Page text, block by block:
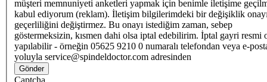
müşteri memnuniyeti anketleri yapmak için benimle iletişime
kabul ediyorum (reklam). İletişim bilgilerimdeki bir değişiklik
geçerliliğini değiştirmez. Bu onayı istediğim zaman, sebep
göstermeksizin, kısmen dahi olsa iptal edebilirim. İptal gayri resmi
yapılabilir - örneğin 05625 9210 0 numaralı telefondan veya e-
yoluyla service@spindeldoctor.com adresinden
Gönder
Captcha